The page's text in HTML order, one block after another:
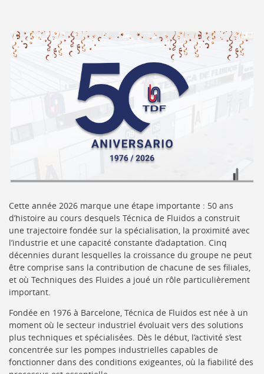
Cette année 2026 marque une étape importante : 50 ans
d’histoire au cours desquels Técnica de Fluidos a construit
une trajectoire fondée sur la spécialisation, la proximité avec
l’industrie et une capacité constante d’adaptation. Cinq
décennies durant lesquelles la croissance du groupe ne peut
être comprise sans la contribution de chacune de ses filiales,
et où Techniques des Fluides a joué un rôle particulièrement
important.
Fondée en 1976 à Barcelone, Técnica de Fluidos est née à un
moment où le secteur industriel évoluait vers des solutions
plus techniques et spécialisées. Dès le début, l’activité s’est
concentrée sur les pompes industrielles capables de
fonctionner dans des conditions exigeantes, où la fiabilité des